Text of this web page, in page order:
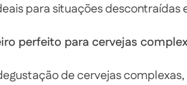
para situações
perfeito para cervejas
de cervejas